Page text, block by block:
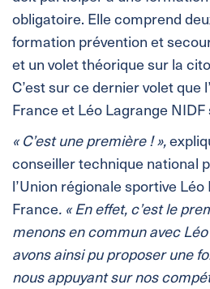
obligatoire. Elle comprend
formation prévention et
et un volet théorique sur la
C’est sur ce dernier volet que
France et Léo Lagrange
« C’est une première ! »,
conseiller technique national
l’Union régionale sportive
France. « En effet, c’est le
menons en commun avec
avons ainsi pu proposer une
nous appuyant sur nos